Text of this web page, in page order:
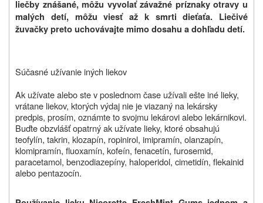
liečby znášané, môžu vyvolať závažné príznaky otravy u
malých detí, môžu viesť až k smrti dieťaťa. Liečivé
žuvačky preto uchovávajte mimo dosahu a dohľadu detí.
Súčasné užívanie iných liekov
Ak užívate alebo ste v poslednom čase užívali ešte iné lieky,
vrátane liekov, ktorých výdaj nie je viazaný na lekársky
predpis, prosím, oznámte to svojmu lekárovi alebo lekárnikovi.
Buďte obzvlášť opatrný ak užívate lieky, ktoré obsahujú
teofylín, takrin, klozapín, ropinirol, imipramín, olanzapín,
klomipramín, fluoxamín, kofeín, fenacetín, furosemid,
paracetamol, benzodiazepíny, haloperidol, cimetidín, flekainid
alebo pentazocín.